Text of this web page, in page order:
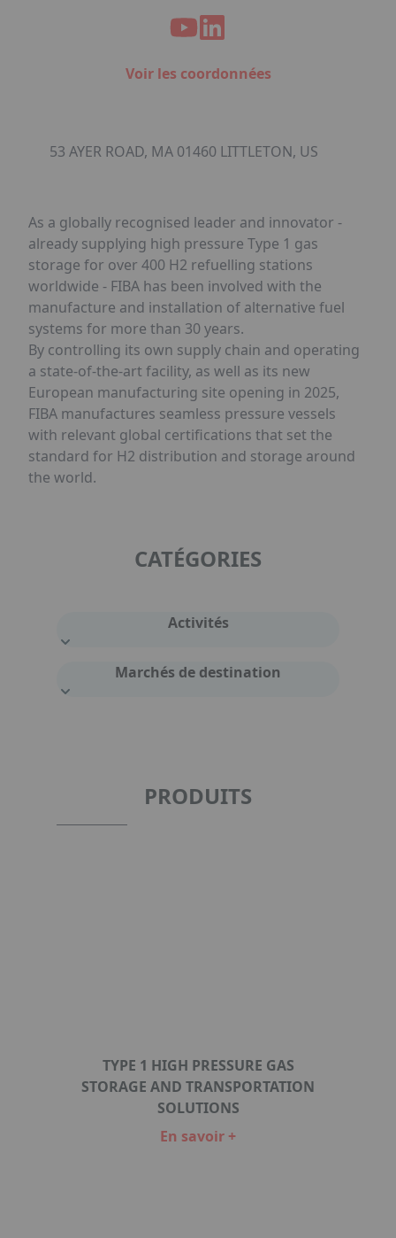
Voir les coordonnées
53 AYER ROAD, MA 01460 LITTLETON, US
As a globally recognised leader and innovator -
already supplying high pressure Type 1 gas
storage for over 400 H2 refuelling stations
worldwide - FIBA has been involved with the
manufacture and installation of alternative fuel
systems for more than 30 years.
By controlling its own supply chain and operating
a state-of-the-art facility, as well as its new
European manufacturing site opening in 2025,
FIBA manufactures seamless pressure vessels
with relevant global certifications that set the
standard for H2 distribution and storage around
the world.
CATÉGORIES
Activités
Marchés de destination
PRODUITS
TYPE 1 HIGH PRESSURE GAS
STORAGE AND TRANSPORTATION
SOLUTIONS
En savoir +